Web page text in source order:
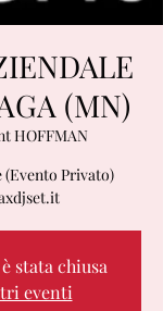
(MN)
HOFFMAN
(Evento Privato)
stata chiusa
eventi